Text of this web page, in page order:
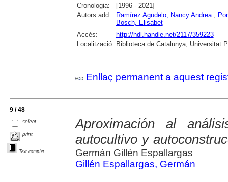
Cronologia:
[1996 - 2021]
Autors add.: Ramírez Agudelo, Nancy Andrea;
Bosch, Elisabet
Accés:
http://hdl.handle.net/2117/359223
Localització: Biblioteca de Catalunya; Universitat
Enllaç permanent a aquest
9 / 48
select
print
Text complet
Aproximación al
autocultivo y
Germán Gillén Espallargas
Gillén Espallargas, Germán